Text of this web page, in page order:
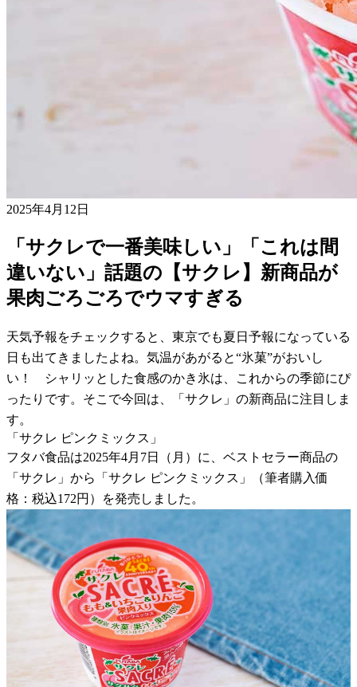
2025年4月12日
「サクレで一番美味しい」「これは間
違いない」話題の【サクレ】新商品が
果肉ごろごろでウマすぎる
天気予報をチェックすると、東京でも夏日予報になっている
日も出てきましたよね。気温があがると“氷菓”がおいし
い！ シャリッとした食感のかき氷は、これからの季節にぴ
ったりです。そこで今回は、「サクレ」の新商品に注目しま
す。
「サクレ ピンクミックス」
フタバ食品は2025年4月7日（月）に、ベストセラー商品の
「サクレ」から「サクレ ピンクミックス」（筆者購入価
格：税込172円）を発売しました。